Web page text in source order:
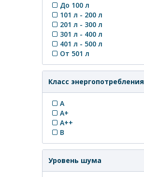
До 100 л
101 л - 200 л
201 л - 300 л
301 л - 400 л
401 л - 500 л
От 501 л
Класс энергопотребления
A
A+
A++
B
Уровень шума